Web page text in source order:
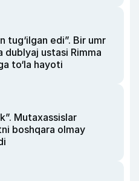
tug‘ilgan edi”. Bir umr
ustasi Rimma
to‘la hayoti
Mutaxassislar
boshqara olmay